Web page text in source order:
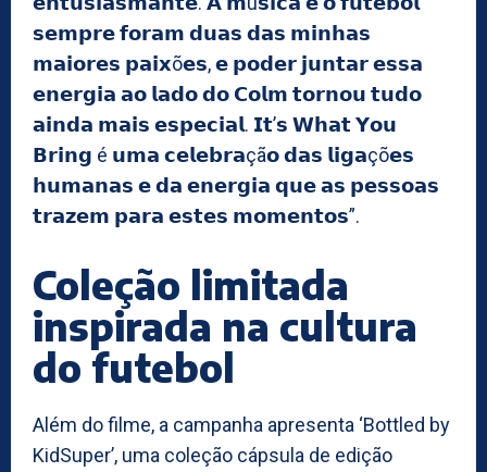
𝘀𝗲𝗺𝗽𝗿𝗲 𝗳𝗼𝗿𝗮𝗺 𝗱𝘂𝗮𝘀 𝗱𝗮𝘀 𝗺𝗶𝗻𝗵𝗮𝘀
𝗺𝗮𝗶𝗼𝗿𝗲𝘀 𝗽𝗮𝗶𝘅õ𝗲𝘀, 𝗲 𝗽𝗼𝗱𝗲𝗿 𝗷𝘂𝗻𝘁𝗮𝗿 𝗲𝘀𝘀𝗮
𝗲𝗻𝗲𝗿𝗴𝗶𝗮 𝗮𝗼 𝗹𝗮𝗱𝗼 𝗱𝗼 𝗖𝗼𝗹𝗺 𝘁𝗼𝗿𝗻𝗼𝘂 𝘁𝘂𝗱𝗼
𝗮𝗶𝗻𝗱𝗮 𝗺𝗮𝗶𝘀 𝗲𝘀𝗽𝗲𝗰𝗶𝗮𝗹. 𝗜𝘁’𝘀 𝗪𝗵𝗮𝘁 𝗬𝗼𝘂
𝗕𝗿𝗶𝗻𝗴 é 𝘂𝗺𝗮 𝗰𝗲𝗹𝗲𝗯𝗿𝗮çã𝗼 𝗱𝗮𝘀 𝗹𝗶𝗴𝗮çõ𝗲𝘀
𝗵𝘂𝗺𝗮𝗻𝗮𝘀 𝗲 𝗱𝗮 𝗲𝗻𝗲𝗿𝗴𝗶𝗮 𝗾𝘂𝗲 𝗮𝘀 𝗽𝗲𝘀𝘀𝗼𝗮𝘀
𝘁𝗿𝗮𝘇𝗲𝗺 𝗽𝗮𝗿𝗮 𝗲𝘀𝘁𝗲𝘀 𝗺𝗼𝗺𝗲𝗻𝘁𝗼𝘀”.
Coleção limitada
inspirada na cultura
do futebol
Além do filme, a campanha apresenta ‘Bottled by
KidSuper’, uma coleção cápsula de edição